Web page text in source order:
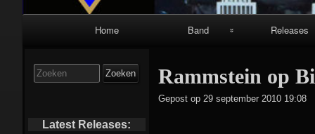
Home Band Releases
Albums:
Rammstein op
Gepost op 29 september 2010 19:08
Zoek
naar:
Latest Releases: